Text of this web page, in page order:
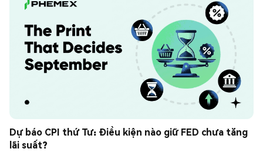
Dự báo CPI thứ Tư: Điều kiện nào giữ FED chưa tăng
lãi suất?